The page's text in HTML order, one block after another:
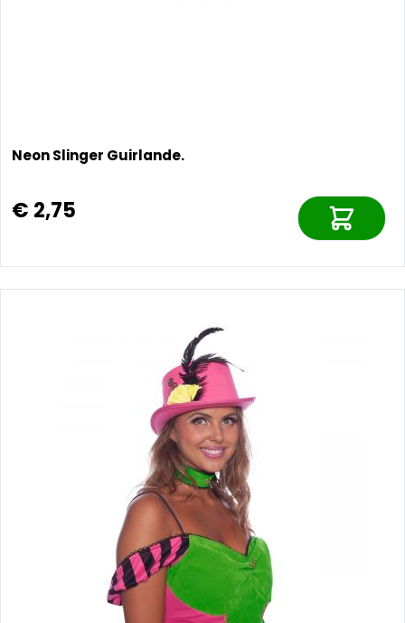
Neon Slinger Guirlande.
€ 2,75